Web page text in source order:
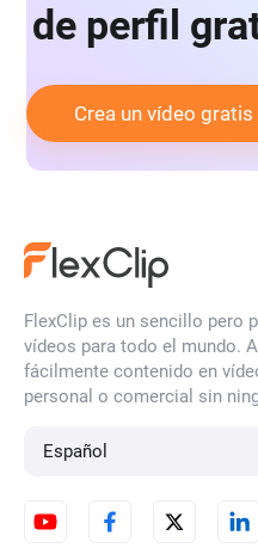
de perfil
Crea un vídeo gratis
FlexClip es un sencillo pero
vídeos para todo el mundo.
fácilmente contenido en
personal o comercial sin
Español